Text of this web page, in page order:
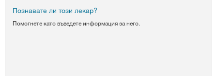
Познавате ли този лекар?
Помогнете като въведете информация за него.